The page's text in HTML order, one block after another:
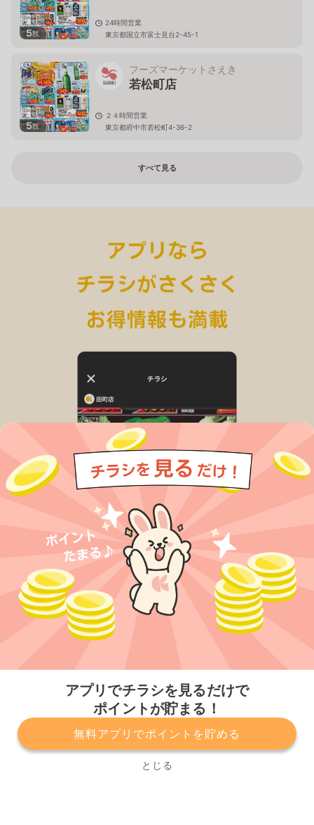
アプリでチラシを見るだけで
ポイントが貯まる！
無料アプリでポイントを貯める
とじる
5枚
24時間営業
東京都国立市富士見台2-45-1
5枚
フーズマーケットさえき
若松町店
２４時間営業
東京都府中市若松町4-36-2
すべて見る
プライバシーポリシー 利用規約
運営会社
サービスに関してのお問い合わせ